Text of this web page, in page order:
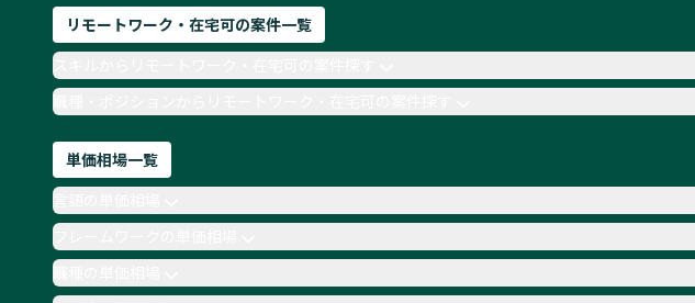
リモートワーク・在宅可の案件一覧
職種・ポジションからリモートワーク・在宅可の案件探す
単価相場一覧
職種の単価相場